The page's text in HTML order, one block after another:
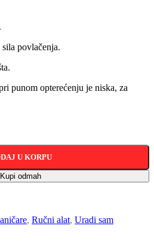
povlačenja.
punom opterećenju je niska, za
tone količina
U KORPU
Kupi odmah
, Ručni alat, Uradi sam